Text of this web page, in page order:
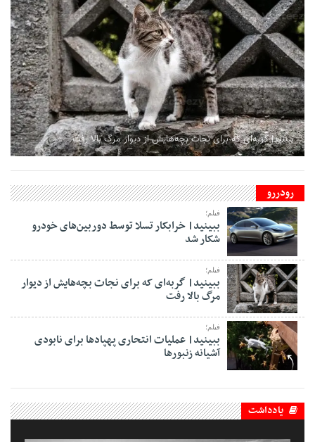
ببینید| گربه‌ای که برای نجات بچه‌هایش از دیوار مرگ بالا رفت
رودررو
فیلم؛
ببینید| خرابکار تسلا توسط دوربین‌های خودرو
شکار شد
فیلم؛
ببینید| گربه‌ای که برای نجات بچه‌هایش از دیوار
مرگ بالا رفت
فیلم؛
ببینید| عملیات انتحاری پهپادها برای نابودی
آشیانه زنبورها
یادداشت